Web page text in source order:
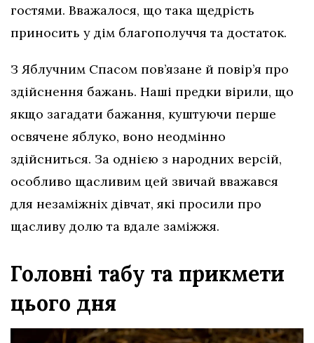
гостями. Вважалося, що така щедрість
приносить у дім благополуччя та достаток.
З Яблучним Спасом пов’язане й повір’я про
здійснення бажань. Наші предки вірили, що
якщо загадати бажання, куштуючи перше
освячене яблуко, воно неодмінно
здійсниться. За однією з народних версій,
особливо щасливим цей звичай вважався
для незаміжніх дівчат, які просили про
щасливу долю та вдале заміжжя.
Головні табу та прикмети
цього дня